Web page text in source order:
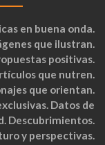
en buena onda.
que ilustran.
positivas.
que nutren.
que orientan.
Datos de
Descubrimientos.
y perspectivas.